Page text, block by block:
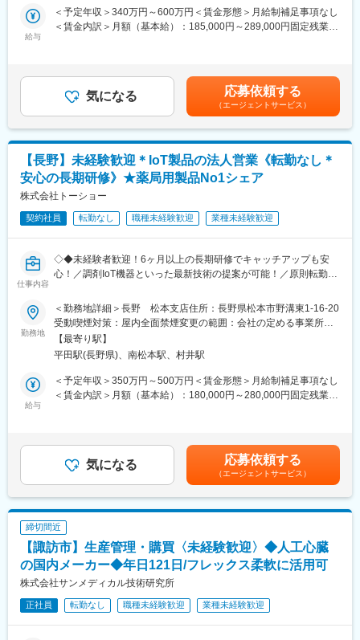
不安もあると思いますが、しっかりサポートしていくのでご安心
下さい。
案型の企業です。設計段階において、加工における問題点の提示
とコスト低減を提案します。また、5軸マシニングセンター・NC
複合旋盤などの弊社所有設備と表面処理などの外注加工を組み合
わせ、図面一枚でのワンストップサービスを提供しております。
変更の範囲：会社の定める業務
長です。予防医療や健康維持志向の高まりからニーズが増加して
います。
【営業スタイル】
代理店担当者に同行販売したり、団体向けへのプロモーション販
売、勉強会や展示会での販売、代理店先顧客への販売等幅広い営
トレーナーがつき同行や実践を通して研修いたしますので、安心
して業務を頂けます。※TELアポや飛び込み営業はありません
【求人ポイント◎】
■営業経験者の方に加え、未経験の方も歓迎です。異業種・営業未
経験から入社された方も多数活躍中です。
■成績等に応じて若くしてのキャリアアップが可能です。(30代で
の支店長登用実績多数あり)
■インセンティブ制度／販売キャンペーンがあり、業績(販売台数)
を正当に評価されます。(ハイプレイヤーの方だと40～50万円／月
■転勤は基本的にありません。(管理職になった場合、打診可能性
はありますが意向に沿います。)
■担当エリアは配属先及び周辺都道府県となります。
■入社を決めた理由
（1）社会貢献できる・お客様に喜んで頂ける
（2）社会貢献できる、客様に喜んで頂ける・応援頂ける
（3）様々な業界の普段会えない役職者に会える
【企業紹介WEBページ】
■会社概要
https://www.youtube.com/watch?v=Ge4KiEjNYaM
■採用サイト内動画ページ
https://trim-saiyo.jp/movie/
変更の範囲：会社の定める業務
給与
＜予定年収＞340万円～600万円＜賃金形態＞月給制補足事項なし
＜賃金内訳＞月額（基本給）：185,000円～289,000円固定残業手
給与補足＞■想定年収には、インセンティブと賞与の支給平均額、
固定残業代を含みます。キャリア／能力により決定いたします。■
昇給年１回■賞与：年2回（7月・12月）基本給の3ヶ月分程度を想
定■実績に応じてインセンティブが付きます。賃金はあくまでも目
安の金額であり、選考を通じて上下する可能性があります。月給
(月額)は固定手当を含めた表記です。
気になる 応募依頼する
（エージェントサービス）
【長野】未経験歓迎＊IoT製品の法人営業《転勤なし＊
安心の長期研修》★薬局用製品No1シェア
株式会社トーショー
契約社員 転勤なし 職種未経験歓迎 業種未経験歓迎
仕事内容
◇◆未経験者歓迎！6ヶ月以上の長期研修でキャッチアップも安
心！／調剤IoT機器といった最新技術の提案が可能！／原則転勤は
仕事◆◇
【はじめに】
既存のお客様である調剤薬局やドラッグストアに対して、主力製
品である全自動調剤分包機などの調剤IoT機器を販売いただく職種
となります。
IoT製品の販売スキルの市場価値は上昇の一途を辿っており、同社
【業務概要】
・提案資料作成
・新規訪問
【その他補足情報】
・長期間の研修を用意しているため職種未経験＆技術的な知識が
全く無い方でも立ち上りが可能となっております。
登用となり、業界トップクラスシェアを誇る優良企業の正社員と
勤務地
＜勤務地詳細＞長野 松本支店住所：長野県松本市野溝東1-16-20
受動喫煙対策：屋内全面禁煙変更の範囲：会社の定める事業所
（リモートワーク含む）
【最寄り駅】
平田駅(長野県)、南松本駅、村井駅
給与
＜予定年収＞350万円～500万円＜賃金形態＞月給制補足事項なし
＜賃金内訳＞月額（基本給）：180,000円～280,000円固定残業手
＞※給与詳細は、年齢・スキルを考慮し決定します。■昇給：年1
回■賞与：年2回年収420万円／30歳 経験5年年収500万円／32歳
経験7年賃金はあくまでも目安の金額であり、選考を通じて上下す
る可能性があります。月給(月額)は固定手当を含めた表記です。
気になる 応募依頼する
（エージェントサービス）
締切間近
【諏訪市】生産管理・購買〈未経験歓迎〉◆人工心臓
の国内メーカー◆年日121日/フレックス柔軟に活用可
株式会社サンメディカル技術研究所
正社員 転勤なし 職種未経験歓迎 業種未経験歓迎